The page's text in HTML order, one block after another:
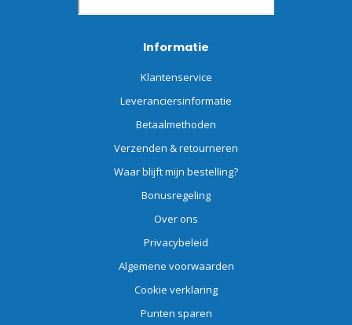
Informatie
Klantenservice
Leveranciersinformatie
Betaalmethoden
Verzenden & retourneren
Waar blijft mijn bestelling?
Bonusregeling
Over ons
Privacybeleid
Algemene voorwaarden
Cookie verklaring
Punten sparen